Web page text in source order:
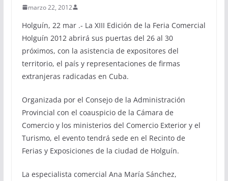
marzo 22, 2012
Holguín, 22 mar .- La XIII Edición de la Feria Comercial
Holguín 2012 abrirá sus puertas del 26 al 30
próximos, con la asistencia de expositores del
territorio, el país y representaciones de firmas
extranjeras radicadas en Cuba.
Organizada por el Consejo de la Administración
Provincial con el coauspicio de la Cámara de
Comercio y los ministerios del Comercio Exterior y el
Turismo, el evento tendrá sede en el Recinto de
Ferias y Exposiciones de la ciudad de Holguín.
La especialista comercial Ana María Sánchez,